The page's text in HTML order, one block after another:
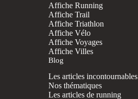
Affiche Running
Affiche Trail
Affiche Triathlon
Affiche Vélo
Affiche Voyages
Affiche Villes
Blog
Les articles incontournables
Nos thématiques
Les articles de running